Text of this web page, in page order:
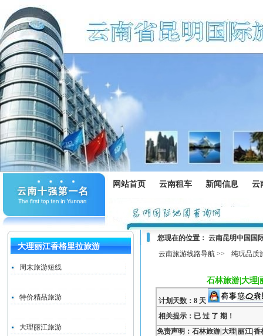
网站首页 云南租车 新闻信息 云
大理丽江香格里拉旅游
周末旅游短线
特价精品旅游
大理丽江旅游
您现在的位置： 云南昆明中国国
云南旅游线路导航 >>
纯玩品质
石林旅游|大理|
计划天数：8 天
相关提示：已 过 了 期！
免责声明：石林旅游|大理|丽江|